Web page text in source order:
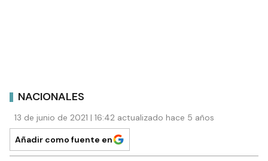
NACIONALES
13 de junio de 2021 | 16:42 actualizado hace 5 años
Añadir como fuente en